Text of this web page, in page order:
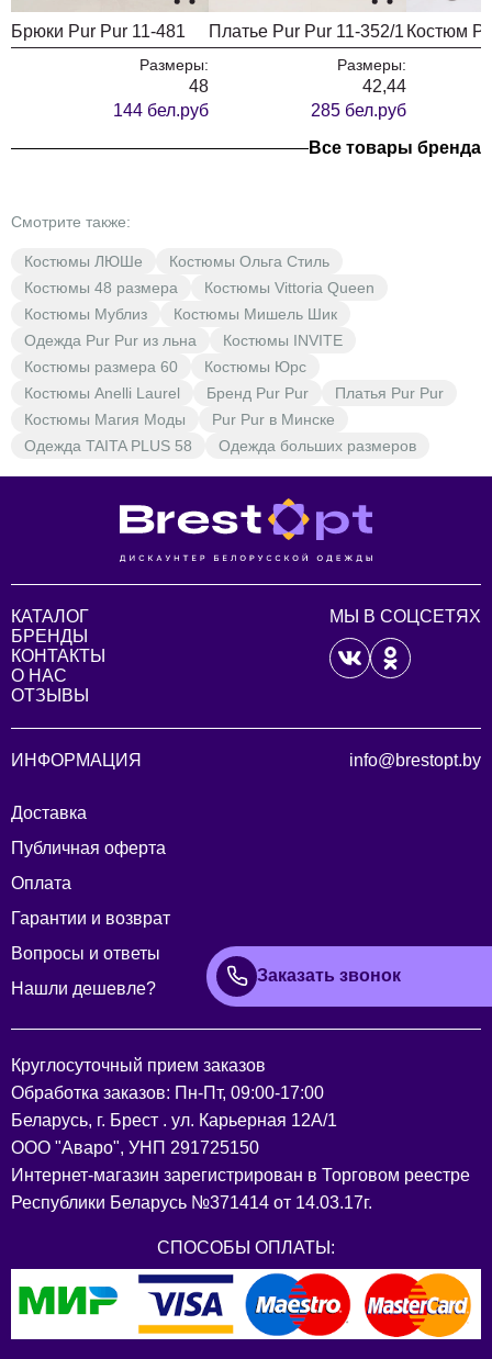
Брюки Pur Pur 11-481
Размеры:
48
144 бел.руб
Платье Pur Pur 11-352/1
Размеры:
42,44
285 бел.руб
Костюм
Все товары бренда
Смотрите также:
Костюмы ЛЮШе
Костюмы Ольга Стиль
Костюмы 48 размера
Костюмы Vittoria Queen
Костюмы Мублиз
Костюмы Мишель Шик
Одежда Pur Pur из льна
Костюмы INVITE
Костюмы размера 60
Костюмы Юрс
Костюмы Anelli Laurel
Бренд Pur Pur
Платья Pur Pur
Костюмы Магия Моды
Pur Pur в Минске
Одежда TAITA PLUS 58
Одежда больших размеров
КАТАЛОГ
БРЕНДЫ
КОНТАКТЫ
О НАС
ОТЗЫВЫ
МЫ В СОЦСЕТЯХ
ИНФОРМАЦИЯ
Доставка
Публичная оферта
Оплата
Гарантии и возврат
Вопросы и ответы
Нашли дешевле?
info@brestopt.by
Заказать звонок
Круглосуточный прием заказов
Обработка заказов: Пн-Пт, 09:00-17:00
Беларусь, г. Брест . ул. Карьерная 12А/1
ООО "Аваро", УНП 291725150
Интернет-магазин зарегистрирован в Торговом реестре
Республики Беларусь №371414 от 14.03.17г.
СПОСОБЫ ОПЛАТЫ: